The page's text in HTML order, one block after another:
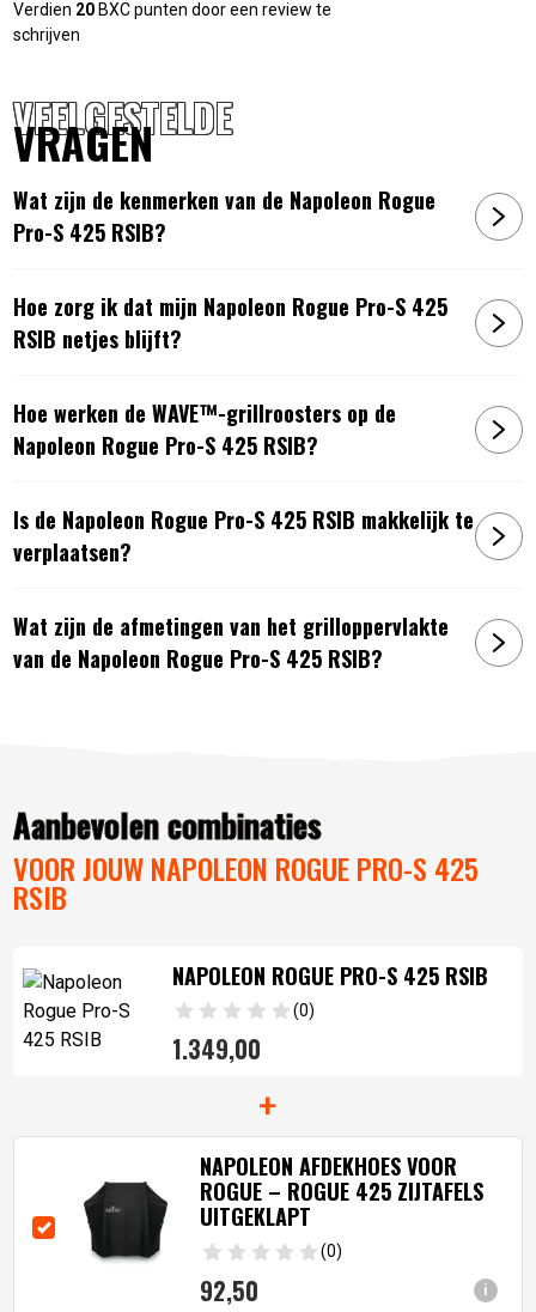
Verdien 20 BXC punten door een review te
schrijven
VEELGESTELDE
VRAGEN
Wat zijn de kenmerken van de Napoleon Rogue
Pro-S 425 RSIB?
Hoe zorg ik dat mijn Napoleon Rogue Pro-S 425
RSIB netjes blijft?
Hoe werken de WAVE™-grillroosters op de
Napoleon Rogue Pro-S 425 RSIB?
Is de Napoleon Rogue Pro-S 425 RSIB makkelijk te
verplaatsen?
Wat zijn de afmetingen van het grilloppervlakte
van de Napoleon Rogue Pro-S 425 RSIB?
Aanbevolen combinaties
VOOR JOUW NAPOLEON ROGUE PRO-S 425
RSIB
NAPOLEON ROGUE PRO-S 425 RSIB
(0)
1.349,00
+
i
NAPOLEON AFDEKHOES VOOR
ROGUE – ROGUE 425 ZIJTAFELS
UITGEKLAPT
(0)
92,50